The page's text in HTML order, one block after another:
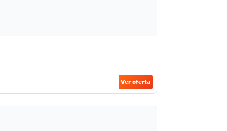
Ver oferta